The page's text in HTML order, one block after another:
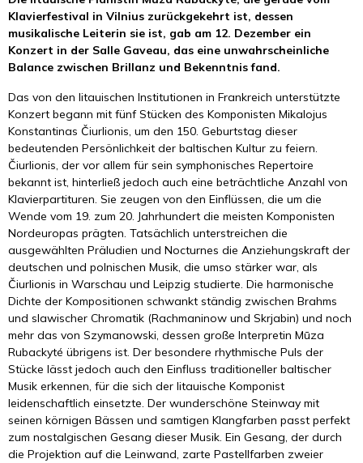
Klavierfestival in Vilnius zurückgekehrt ist, dessen
musikalische Leiterin sie ist, gab am 12. Dezember ein
Konzert in der Salle Gaveau, das eine unwahrscheinliche
Balance zwischen Brillanz und Bekenntnis fand.
Das von den litauischen Institutionen in Frankreich unterstützte
Konzert begann mit fünf Stücken des Komponisten Mikalojus
Konstantinas Čiurlionis, um den 150. Geburtstag dieser
bedeutenden Persönlichkeit der baltischen Kultur zu feiern.
Čiurlionis, der vor allem für sein symphonisches Repertoire
bekannt ist, hinterließ jedoch auch eine beträchtliche Anzahl von
Klavierpartituren. Sie zeugen von den Einflüssen, die um die
Wende vom 19. zum 20. Jahrhundert die meisten Komponisten
Nordeuropas prägten. Tatsächlich unterstreichen die
ausgewählten Präludien und Nocturnes die Anziehungskraft der
deutschen und polnischen Musik, die umso stärker war, als
Čiurlionis in Warschau und Leipzig studierte. Die harmonische
Dichte der Kompositionen schwankt ständig zwischen Brahms
und slawischer Chromatik (Rachmaninow und Skrjabin) und noch
mehr das von Szymanowski, dessen große Interpretin Mūza
Rubackyté übrigens ist. Der besondere rhythmische Puls der
Stücke lässt jedoch auch den Einfluss traditioneller baltischer
Musik erkennen, für die sich der litauische Komponist
leidenschaftlich einsetzte. Der wunderschöne Steinway mit
seinen körnigen Bässen und samtigen Klangfarben passt perfekt
zum nostalgischen Gesang dieser Musik. Ein Gesang, der durch
die Projektion auf die Leinwand, zarte Pastellfarben zweier